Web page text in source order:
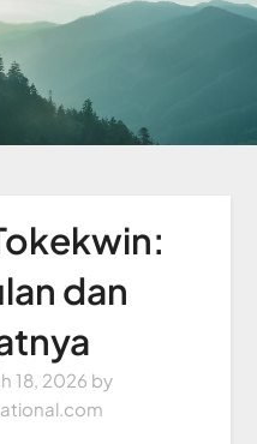
dan
18, 2026 by